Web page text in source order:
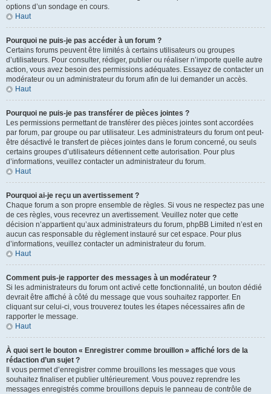
options d’un sondage en cours.
Haut
Pourquoi ne puis-je pas accéder à un forum ?
Certains forums peuvent être limités à certains utilisateurs ou groupes
d’utilisateurs. Pour consulter, rédiger, publier ou réaliser n’importe quelle autre
action, vous avez besoin des permissions adéquates. Essayez de contacter un
modérateur ou un administrateur du forum afin de lui demander un accès.
Haut
Pourquoi ne puis-je pas transférer de pièces jointes ?
Les permissions permettant de transférer des pièces jointes sont accordées
par forum, par groupe ou par utilisateur. Les administrateurs du forum ont peut-
être désactivé le transfert de pièces jointes dans le forum concerné, ou seuls
certains groupes d’utilisateurs détiennent cette autorisation. Pour plus
d’informations, veuillez contacter un administrateur du forum.
Haut
Pourquoi ai-je reçu un avertissement ?
Chaque forum a son propre ensemble de règles. Si vous ne respectez pas une
de ces règles, vous recevrez un avertissement. Veuillez noter que cette
décision n’appartient qu’aux administrateurs du forum, phpBB Limited n’est en
aucun cas responsable du règlement instauré sur cet espace. Pour plus
d’informations, veuillez contacter un administrateur du forum.
Haut
Comment puis-je rapporter des messages à un modérateur ?
Si les administrateurs du forum ont activé cette fonctionnalité, un bouton dédié
devrait être affiché à côté du message que vous souhaitez rapporter. En
cliquant sur celui-ci, vous trouverez toutes les étapes nécessaires afin de
rapporter le message.
Haut
À quoi sert le bouton « Enregistrer comme brouillon » affiché lors de la
rédaction d’un sujet ?
Il vous permet d’enregistrer comme brouillons les messages que vous
souhaitez finaliser et publier ultérieurement. Vous pouvez reprendre les
messages enregistrés comme brouillons depuis le panneau de contrôle de